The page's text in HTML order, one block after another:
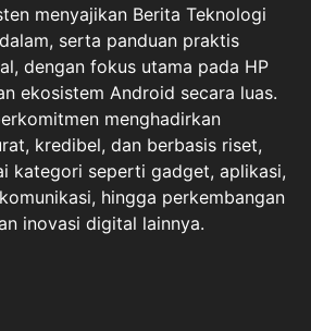
menyajikan Berita Teknologi
serta panduan praktis
dengan fokus utama pada HP
ekosistem Android secara luas.
menghadirkan
kredibel, dan berbasis riset,
kategori seperti gadget, aplikasi,
hingga perkembangan
inovasi digital lainnya.